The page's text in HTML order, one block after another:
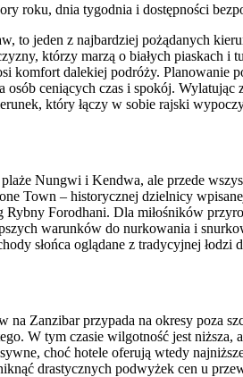
roku, dnia tygodnia i dostępności
to jeden z najbardziej pożądanych
którzy marzą o białych piaskach
komfort dalekiej podróży. Planowanie
ceniących czas i spokój.
który łączy w sobie rajski
Nungwi i Kendwa, ale przede
Town – historycznej dzielnicy
Forodhani. Dla miłośników
warunków do nurkowania i
słońca oglądane z tradycyjnej
na Zanzibar przypada na okresy poza
W tym czasie wilgotność jest
choć hotele oferują wtedy
drastycznych podwyżek cen u